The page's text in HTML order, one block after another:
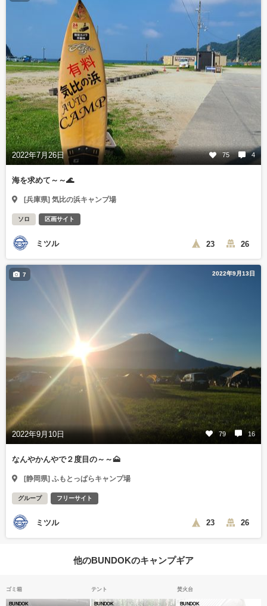
2022年7月26日 75 4
海を求めて～～🌊
[兵庫県] 気比の浜キャンプ場
ソロ 区画サイト
ミツル 23 26
2022年9月13日
2022年9月10日 79 16
7
なんやかんやで２度目の～～🗻
[静岡県] ふもとっぱらキャンプ場
グループ フリーサイト
ミツル 23 26
他のBUNDOKのキャンプギア
ゴミ箱
BUNDOK
テント
BUNDOK
焚火台
BUNDOK